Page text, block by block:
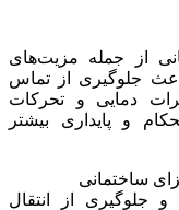
از جمله مزیت‌های
جلوگیری از تماس
دمایی و تحرکات
و پایداری بیشتر
ساختمانی
از انتقال